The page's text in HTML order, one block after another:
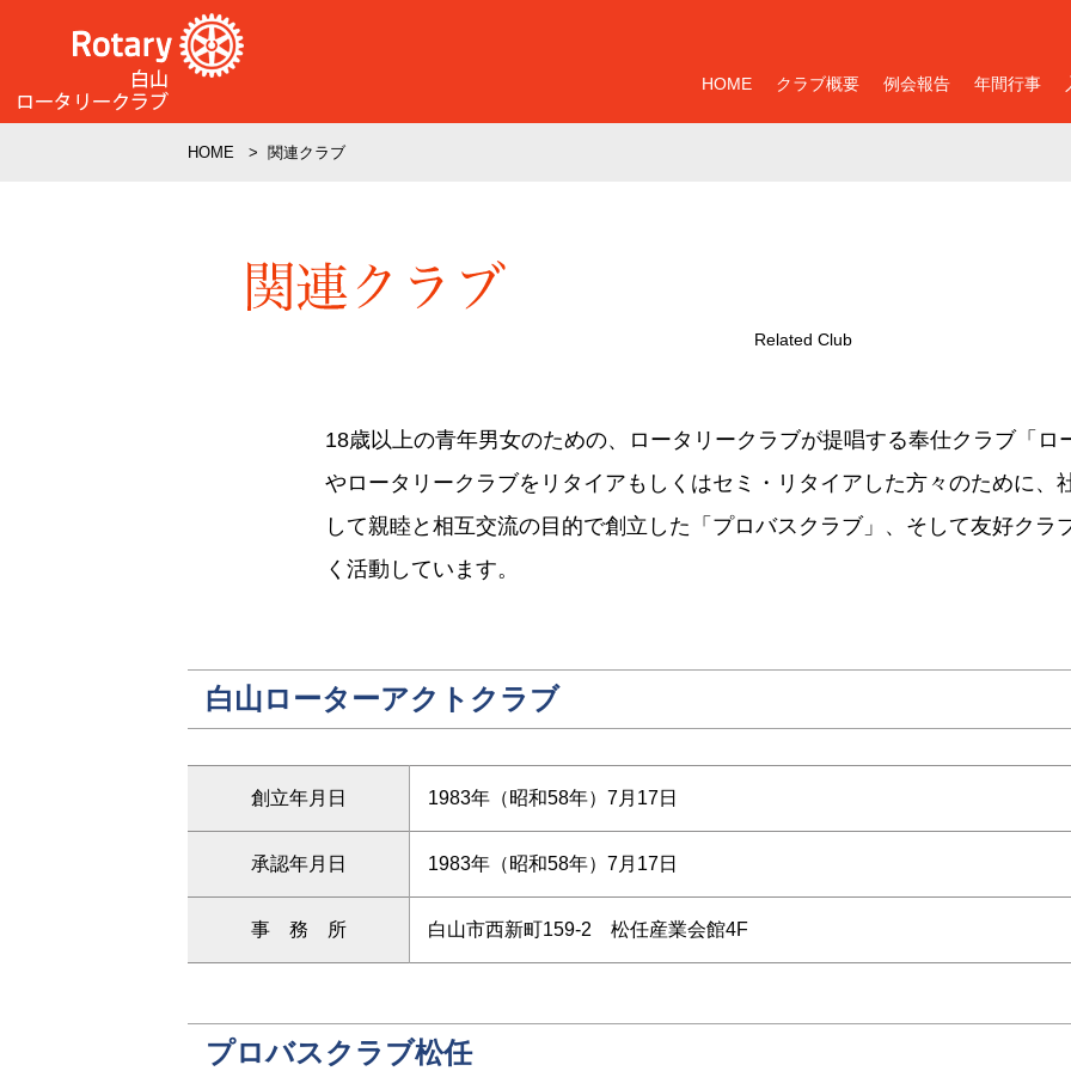
HOME クラブ概要 例会報告 年間行事
HOME 関連クラブ
Related Club
18歳以上の青年男女のための、ロータリークラブが提唱する奉仕クラブ「ロ
やロータリークラブをリタイアもしくはセミ・リタイアした方々のために、
して親睦と相互交流の目的で創立した「プロバスクラブ」、そして友好クラ
く活動しています。
白山ローターアクトクラブ
創立年月日 1983年（昭和58年）7月17日
承認年月日 1983年（昭和58年）7月17日
事 務 所 白山市西新町159-2 松任産業会館4F
プロバスクラブ松任